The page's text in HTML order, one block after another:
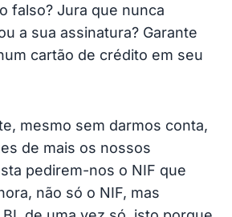
falso? Jura que nunca
a sua assinatura? Garante
cartão de crédito em seu
mesmo sem darmos conta,
de mais os nossos
pedirem-nos o NIF que
não só o NIF, mas